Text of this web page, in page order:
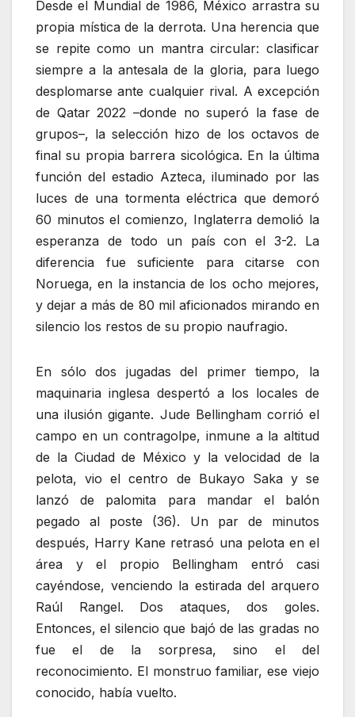
Desde el Mundial de 1986, México arrastra su
propia mística de la derrota. Una herencia que
se repite como un mantra circular: clasificar
siempre a la antesala de la gloria, para luego
desplomarse ante cualquier rival. A excepción
de Qatar 2022 –donde no superó la fase de
grupos–, la selección hizo de los octavos de
final su propia barrera sicológica. En la última
función del estadio Azteca, iluminado por las
luces de una tormenta eléctrica que demoró
60 minutos el comienzo, Inglaterra demolió la
esperanza de todo un país con el 3-2. La
diferencia fue suficiente para citarse con
Noruega, en la instancia de los ocho mejores,
y dejar a más de 80 mil aficionados mirando en
silencio los restos de su propio naufragio.
En sólo dos jugadas del primer tiempo, la
maquinaria inglesa despertó a los locales de
una ilusión gigante. Jude Bellingham corrió el
campo en un contragolpe, inmune a la altitud
de la Ciudad de México y la velocidad de la
pelota, vio el centro de Bukayo Saka y se
lanzó de palomita para mandar el balón
pegado al poste (36). Un par de minutos
después, Harry Kane retrasó una pelota en el
área y el propio Bellingham entró casi
cayéndose, venciendo la estirada del arquero
Raúl Rangel. Dos ataques, dos goles.
Entonces, el silencio que bajó de las gradas no
fue el de la sorpresa, sino el del
reconocimiento. El monstruo familiar, ese viejo
conocido, había vuelto.